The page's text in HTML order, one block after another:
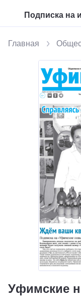
Подписка на
Главная
Уфимские